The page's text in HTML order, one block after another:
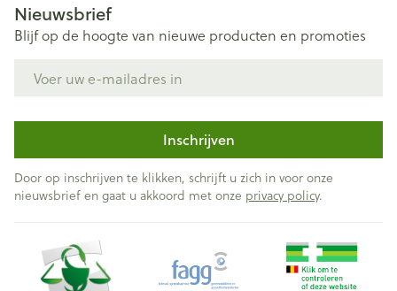
Nieuwsbrief
Blijf op de hoogte van nieuwe producten en promoties
Inschrijven
Door op inschrijven te klikken, schrijft u zich in voor onze
nieuwsbrief en gaat u akkoord met onze privacy policy.